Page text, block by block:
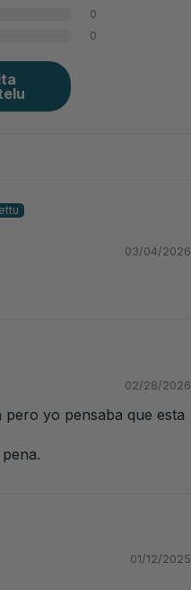
0
0
03/04/2026
02/28/2026
yo pensaba que esta
01/12/2025